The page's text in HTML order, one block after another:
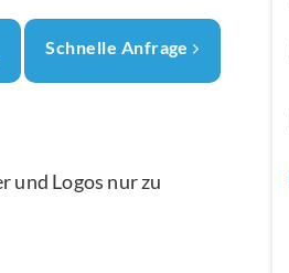
Schnelle Anfrage
und Logos nur zu